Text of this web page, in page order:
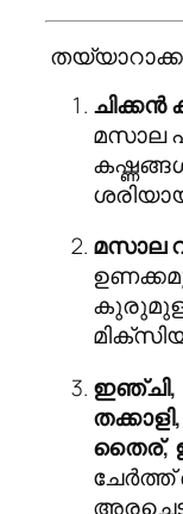
ചിക്കൻ
മസാല
മസാല
ഇഞ്ചി,
തൈര്,